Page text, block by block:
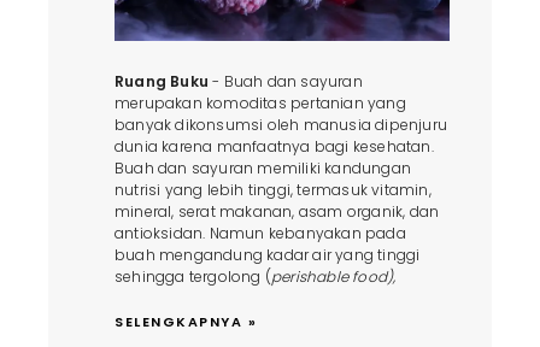
Ruang Buku - Buah dan sayuran
merupakan komoditas pertanian yang
banyak dikonsumsi oleh manusia dipenjuru
dunia karena manfaatnya bagi kesehatan.
Buah dan sayuran memiliki kandungan
nutrisi yang lebih tinggi, termasuk vitamin,
mineral, serat makanan, asam organik, dan
antioksidan. Namun kebanyakan pada
buah mengandung kadar air yang tinggi
sehingga tergolong (perishable food),
SELENGKAPNYA »